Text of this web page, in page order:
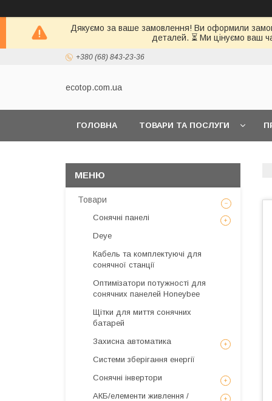
Дякуємо за ваше замовлення! Ви оформили
деталей. ⏳ Ми цінуємо ваш
+380 (68) 843-23-36
ecotop.com.ua
ГОЛОВНА ТОВАРИ ТА ПОСЛУГИ
Товари
Сонячні панелі
Deye
Кабель та комплектуючі для
сонячної станції
Оптимізатори потужності для
сонячних панелей Honeybee
Щітки для миття сонячних
батарей
Захисна автоматика
Системи зберігання енергії
Сонячні інвертори
АКБ/елементи живлення /